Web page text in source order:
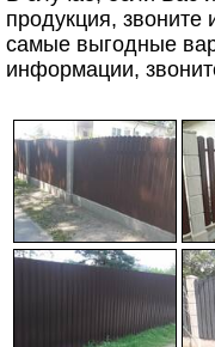
продукция,
самые выгодные
информации,